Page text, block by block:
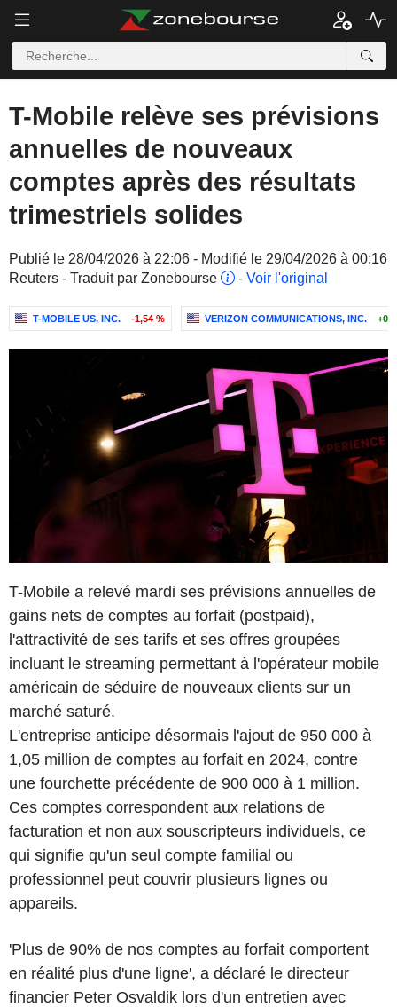
T-Mobile relève ses prévisions
annuelles de nouveaux
comptes après des résultats
trimestriels solides
Publié le 28/04/2026 à 22:06 - Modifié le 29/04/2026 à 00:16
Reuters - Traduit par Zonebourse
- Voir l'original
T-MOBILE US, INC. -1,54 % VERIZON COMMUNICATIONS, INC.
T-Mobile a relevé mardi ses prévisions annuelles de
gains nets de comptes au forfait (postpaid),
l'attractivité de ses tarifs et ses offres groupées
incluant le streaming permettant à l'opérateur mobile
américain de séduire de nouveaux clients sur un
marché saturé.
L'entreprise anticipe désormais l'ajout de 950 000 à
1,05 million de comptes au forfait en 2024, contre
une fourchette précédente de 900 000 à 1 million.
Ces comptes correspondent aux relations de
facturation et non aux souscripteurs individuels, ce
qui signifie qu'un seul compte familial ou
professionnel peut couvrir plusieurs lignes ou
appareils.
'Plus de 90% de nos comptes au forfait comportent
en réalité plus d'une ligne', a déclaré le directeur
financier Peter Osvaldik lors d'un entretien avec